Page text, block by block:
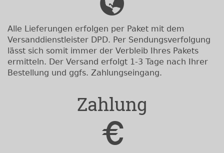
Alle Lieferungen erfolgen per Paket mit dem
Versanddienstleister DPD. Per Sendungsverfolgung
lässt sich somit immer der Verbleib Ihres Pakets
ermitteln. Der Versand erfolgt 1-3 Tage nach Ihrer
Bestellung und ggfs. Zahlungseingang.
Zahlung